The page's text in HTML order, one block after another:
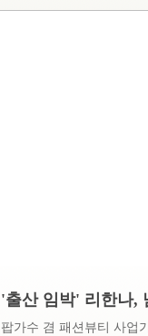
'출산 임박' 리한나,
팝가수 겸 패션뷰티 사업